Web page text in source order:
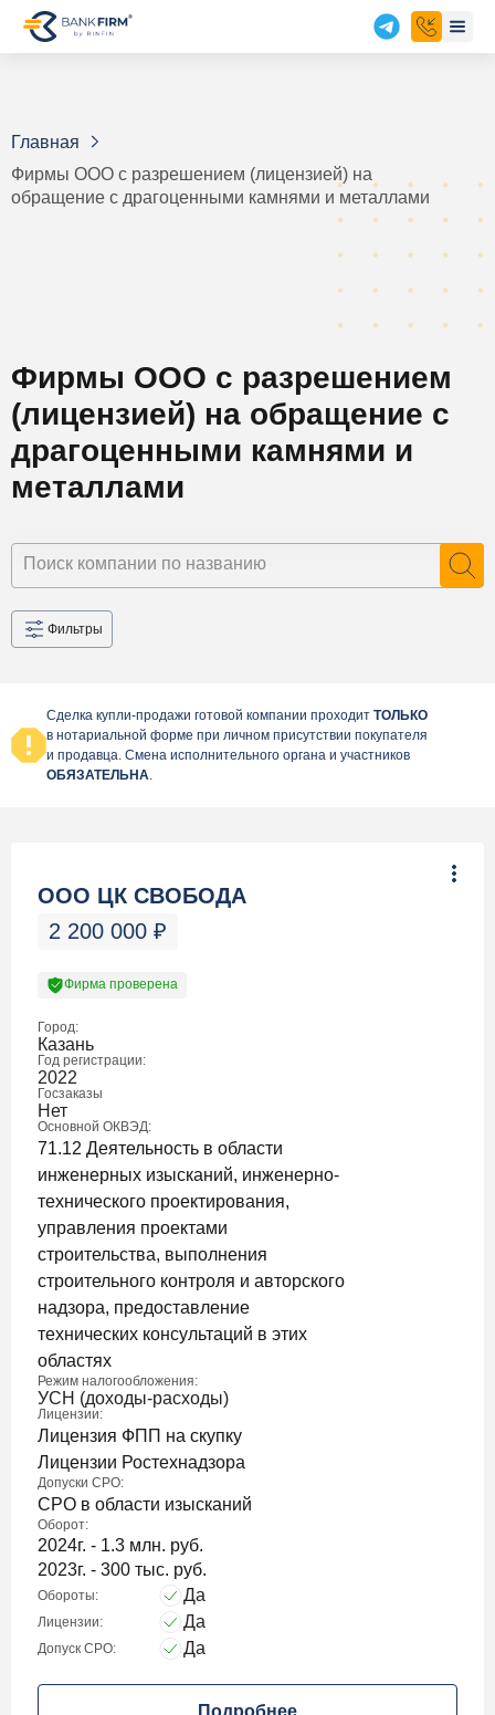
Главная
Фирмы ООО с разрешением (лицензией) на
обращение с драгоценными камнями и металлами
Фирмы ООО с разрешением
(лицензией) на обращение с
драгоценными камнями и
металлами
Фильтры
Сделка купли-продажи готовой компании проходит ТОЛЬКО
в нотариальной форме при личном присутствии покупателя
и продавца. Смена исполнительного органа и участников
ОБЯЗАТЕЛЬНА
ООО ЦК СВОБОДА
2 200 000 ₽
Фирма проверена
Город:
Казань
Год регистрации:
2022
Госзаказы
Нет
Основной ОКВЭД:
71.12 Деятельность в области
инженерных изысканий, инженерно-
технического проектирования,
управления проектами
строительства, выполнения
строительного контроля и авторского
надзора, предоставление
технических консультаций в этих
областях
Режим налогообложения:
УСН (доходы-расходы)
Лицензии:
Лицензия ФПП на скупку
Лицензии Ростехнадзора
Допуски СРО:
СРО в области изысканий
Оборот:
2024г. - 1.3 млн. руб.
2023г. - 300 тыс. руб.
Обороты: Да
Лицензии: Да
Допуск СРО: Да